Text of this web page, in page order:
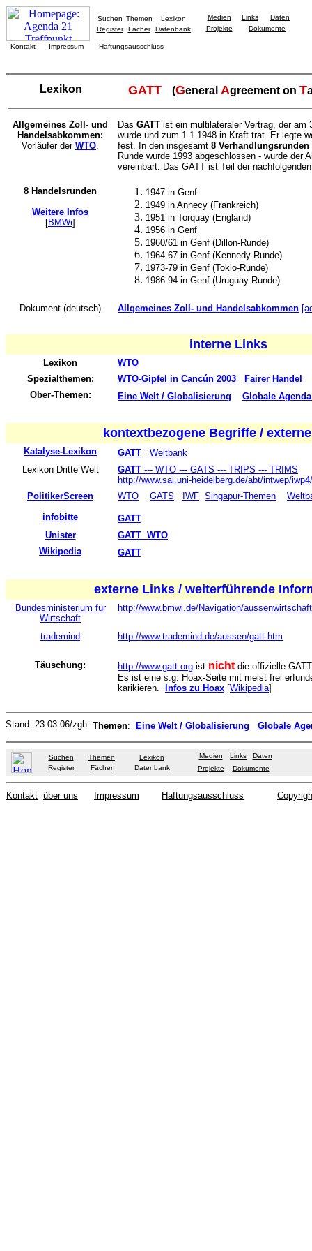
Suchen Themen
Lexikon
Register
Fächer Datenbank
Medien Links
Daten
Projekte
Dokumente
Kontakt Impressum Haftungsausschluss
Lexikon GATT (General Agreement on T
Allgemeines Zoll- und
Handelsabkommen:
Vorläufer der WTO.
Das GATT ist ein multilateraler Vertrag, der am
wurde und zum 1.1.1948 in Kraft trat. Er legte
fest. In den insgesamt 8 Verhandlungsrunden
Runde wurde 1993 abgeschlossen - wurde der
vereinbart. Das GATT ist Teil der
8 Handelsrunden
Weitere Infos
[BMWi]
1947 in Genf
1949 in Annecy (Frankreich)
1951 in Torquay (England)
1956 in Genf
1960/61 in Genf (Dillon-Runde)
1964-67 in Genf (Kennedy-Runde)
1973-79 in Genf (Tokio-Runde)
1986-94 in Genf (Uruguay-Runde)
Dokument (deutsch) Allgemeines Zoll- und Handelsabkommen
interne Links
Lexikon
WTO
Spezialthemen:
WTO-Gipfel in Cancún 2003
Fairer Handel
Ober-Themen:
Eine Welt / Globalisierung Globale
kontextbezogene Begriffe /
Katalyse-Lexikon GATT
Weltbank
Lexikon Dritte Welt
GATT --- WTO --- GATS --- TRIPS --- TRIMS
http://www.sai.uni-heidelberg.de/abt/intwep/
PolitikerScreen
WTO GATS IWF Singapur-Themen
infobitte
GATT
Unister
GATT WTO
Wikipedia
GATT
externe Links / weiterführende
Bundesministerium für
Wirtschaft
http://www.bmwi.de/Navigation/
trademind http://www.trademind.de/aussen/gatt.htm
Täuschung: http://www.gatt.org ist nichtdie offizielle
Es ist eine s.g. Hoax-Seite mit meist frei
karikieren.
Infos zu Hoax [Wikipedia]
Stand: 23.03.06/zgh Themen: Eine Welt / Globalisierung Globale
Suchen Themen
Lexikon
Register
Fächer Datenbank
Medien Links
Daten
Projekte
Dokumente
Kontakt über uns Impressum Haftungsausschluss